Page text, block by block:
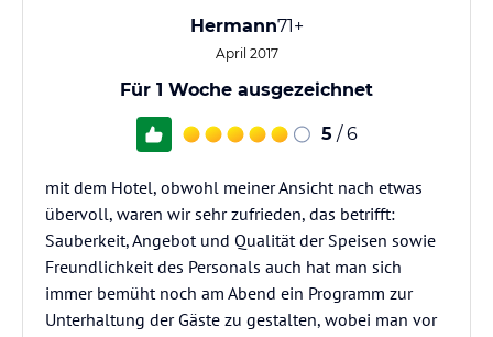
Hermann71+
April 2017
Für 1 Woche ausgezeichnet
5 / 6
mit dem Hotel, obwohl meiner Ansicht nach etwas
übervoll, waren wir sehr zufrieden, das betrifft:
Sauberkeit, Angebot und Qualität der Speisen sowie
Freundlichkeit des Personals auch hat man sich
immer bemüht noch am Abend ein Programm zur
Unterhaltung der Gäste zu gestalten, wobei man vor